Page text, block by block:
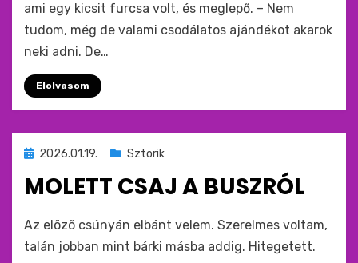
ami egy kicsit furcsa volt, és meglepő. – Nem
tudom, még de valami csodálatos ajándékot akarok
neki adni. De…
Elolvasom
Beküldve
2026.01.19. Sztorik
MOLETT CSAJ A BUSZRÓL
bymonkey
Az elõzõ csúnyán elbánt velem. Szerelmes voltam,
talán jobban mint bárki másba addig. Hitegetett.